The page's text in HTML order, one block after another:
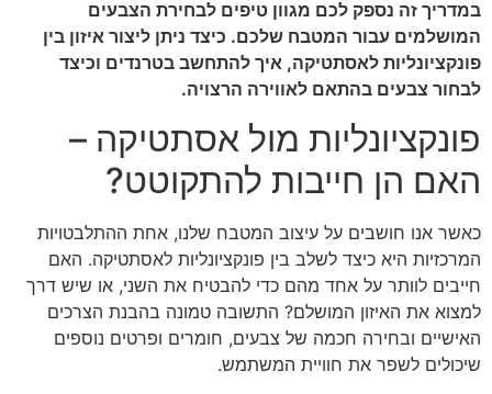
במדריך זה נספק לכם מגוון טיפים לבחירת הצבעים
המושלמים עבור המטבח שלכם. כיצד ניתן ליצור איזון בין
פונקציונליות לאסתטיקה, איך להתחשב בטרנדים וכיצד
לבחור צבעים בהתאם לאווירה הרצויה.
פונקציונליות מול אסתטיקה –
האם הן חייבות להתקוטט?
כאשר אנו חושבים על עיצוב המטבח שלנו, אחת ההתלבטויות
המרכזיות היא כיצד לשלב בין פונקציונליות לאסתטיקה. האם
חייבים לוותר על אחד מהם כדי להבטיח את השני, או שיש דרך
למצוא את האיזון המושלם? התשובה טמונה בהבנת הצרכים
האישיים ובחירה חכמה של צבעים, חומרים ופרטים נוספים
שיכולים לשפר את חוויית המשתמש.